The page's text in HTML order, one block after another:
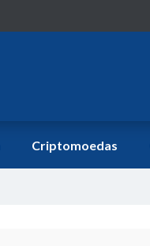
Criptomoedas